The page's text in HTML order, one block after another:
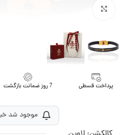
پرداخت قسطی 7 روز ضمانت بازگشت
موجود شد